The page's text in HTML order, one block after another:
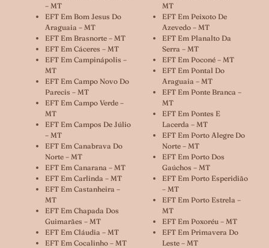
– MT
EFT Em Bom Jesus Do
Araguaia – MT
EFT Em Brasnorte – MT
EFT Em Cáceres – MT
EFT Em Campinápolis –
MT
EFT Em Campo Novo Do
Parecis – MT
EFT Em Campo Verde –
MT
EFT Em Campos De Júlio
– MT
EFT Em Canabrava Do
Norte – MT
EFT Em Canarana – MT
EFT Em Carlinda – MT
EFT Em Castanheira –
MT
EFT Em Chapada Dos
Guimarães – MT
EFT Em Cláudia – MT
EFT Em Cocalinho – MT
MT
EFT Em Peixoto De
Azevedo – MT
EFT Em Planalto Da
Serra – MT
EFT Em Poconé – MT
EFT Em Pontal Do
Araguaia – MT
EFT Em Ponte Branca –
MT
EFT Em Pontes E
Lacerda – MT
EFT Em Porto Alegre Do
Norte – MT
EFT Em Porto Dos
Gaúchos – MT
EFT Em Porto Esperidião
– MT
EFT Em Porto Estrela –
MT
EFT Em Poxoréu – MT
EFT Em Primavera Do
Leste – MT